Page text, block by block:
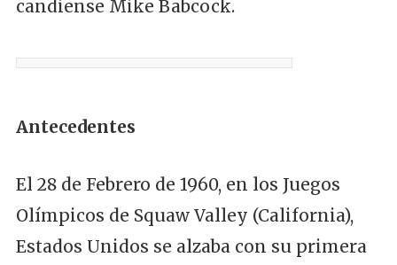
candiense Mike Babcock.
Antecedentes
El 28 de Febrero de 1960, en los Juegos
Olímpicos de Squaw Valley (California),
Estados Unidos se alzaba con su primera